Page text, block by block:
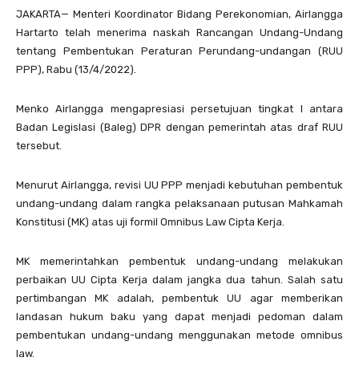
JAKARTA— Menteri Koordinator Bidang Perekonomian, Airlangga
Hartarto telah menerima naskah Rancangan Undang-Undang
tentang Pembentukan Peraturan Perundang-undangan (RUU
PPP), Rabu (13/4/2022).
Menko Airlangga mengapresiasi persetujuan tingkat I antara
Badan Legislasi (Baleg) DPR dengan pemerintah atas draf RUU
tersebut.
Menurut Airlangga, revisi UU PPP menjadi kebutuhan pembentuk
undang-undang dalam rangka pelaksanaan putusan Mahkamah
Konstitusi (MK) atas uji formil Omnibus Law Cipta Kerja.
MK memerintahkan pembentuk undang-undang melakukan
perbaikan UU Cipta Kerja dalam jangka dua tahun. Salah satu
pertimbangan MK adalah, pembentuk UU agar memberikan
landasan hukum baku yang dapat menjadi pedoman dalam
pembentukan undang-undang menggunakan metode omnibus
law.